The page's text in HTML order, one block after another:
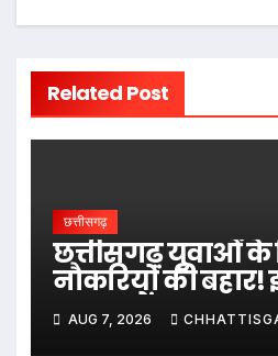
Related Post
छत्तीसगढ़
छत्तीसगढ़ युवाओं के
नौकरियों की
1235 पदों पर बम्पर
ऑपरेटर के ही 400
AUG 7, 2026